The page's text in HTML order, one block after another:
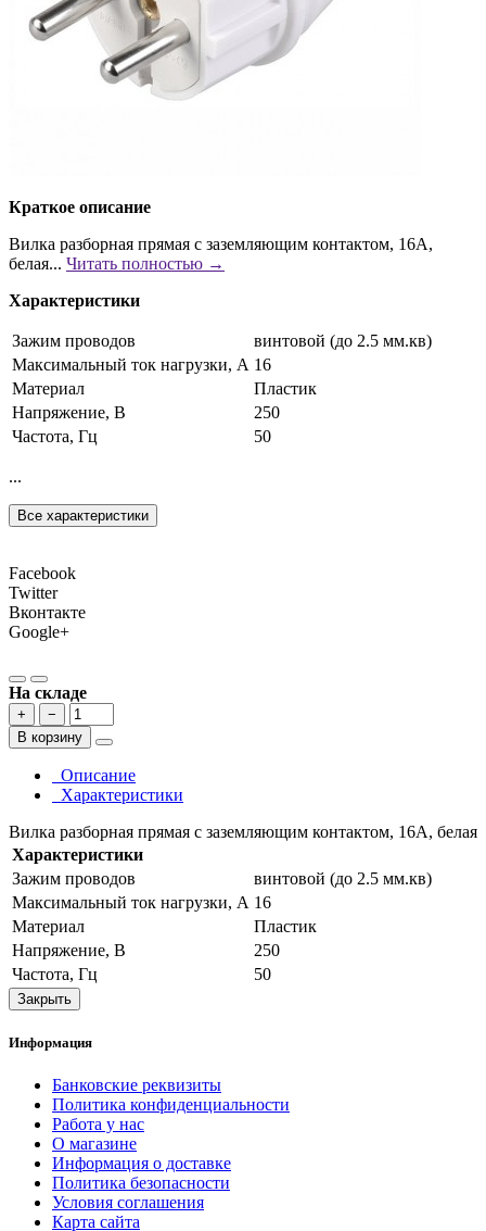
Краткое описание
Вилка разборная прямая с заземляющим контактом, 16А,
белая... Читать полностью →
Характеристики
Зажим проводов
винтовой (до 2.5 мм.кв)
Максимальный ток нагрузки, А 16
Материал
Пластик
Напряжение, В
250
Частота, Гц
50
...
Все характеристики
Facebook
Twitter
Вконтакте
Google+
На складе
+
−
В корзину
Описание
Характеристики
Вилка разборная прямая с заземляющим контактом, 16А, белая
Характеристики
Зажим проводов
винтовой (до 2.5 мм.кв)
Максимальный ток нагрузки, А 16
Материал
Пластик
Напряжение, В
250
Частота, Гц
50
Закрыть
Информация
Банковские реквизиты
Политика конфиденциальности
Работа у нас
О магазине
Информация о доставке
Политика безопасности
Условия соглашения
Карта сайта